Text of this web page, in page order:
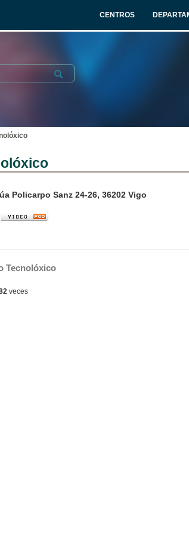
CENTROS
Submit
Policarpo Sanz 24-26, 36202 Vigo
Tecnolóxico
veces